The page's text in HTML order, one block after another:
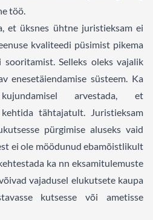
töö.
et üksnes ühtne juristieksam ei
kvaliteedi püsimist pikema
Selleks oleks vajalik
enesetäiendamise süsteem. Ka
arvestada, et
tähtajatult. Juristieksam
pürgimise aluseks vaid
ei ole möödunud ebamõistlikult
ka nn eksamitulemuste
vajadusel elukutsete kaupa
kutsesse või ametisse